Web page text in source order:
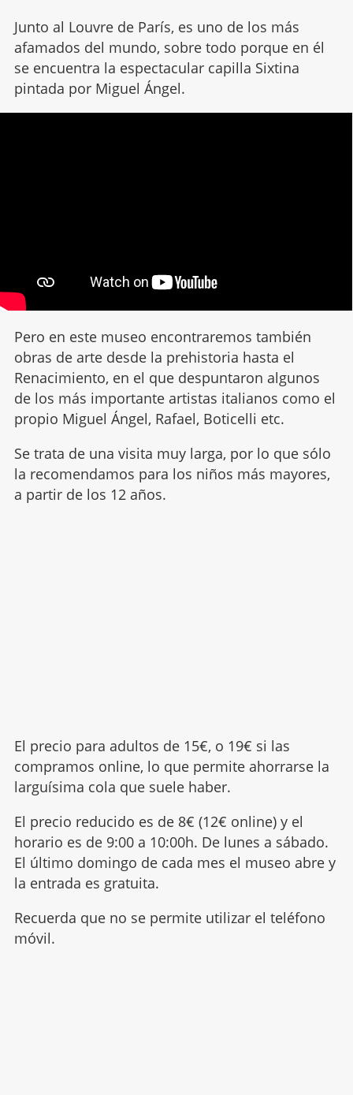
Junto al Louvre de París, es uno de los más
afamados del mundo, sobre todo porque en él
se encuentra la espectacular capilla Sixtina
pintada por Miguel Ángel.
Pero en este museo encontraremos también
obras de arte desde la prehistoria hasta el
Renacimiento, en el que despuntaron algunos
de los más importante artistas italianos como el
propio Miguel Ángel, Rafael, Boticelli etc.
Se trata de una visita muy larga, por lo que sólo
la recomendamos para los niños más mayores,
a partir de los 12 años.
El precio para adultos de 15€, o 19€ si las
compramos online, lo que permite ahorrarse la
larguísima cola que suele haber.
El precio reducido es de 8€ (12€ online) y el
horario es de 9:00 a 10:00h. De lunes a sábado.
El último domingo de cada mes el museo abre y
la entrada es gratuita.
Recuerda que no se permite utilizar el teléfono
móvil.